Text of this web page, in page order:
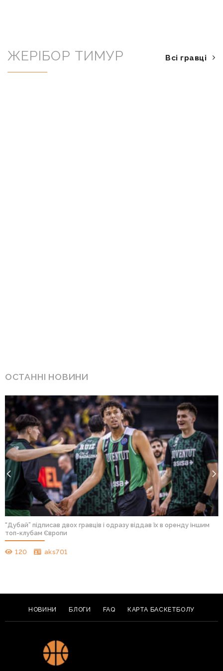
ЖЕРІБОР ТИМУР Всі гравці
ОСТАННІ НОВИНИ
“Дубай” підписав двох гравців і одразу віддав їх в оренду іншим
топ-клубам Європи
120 aks701
НОВИНИ БЛОГИ FAQ КАРТА БАСКЕТБОЛУ